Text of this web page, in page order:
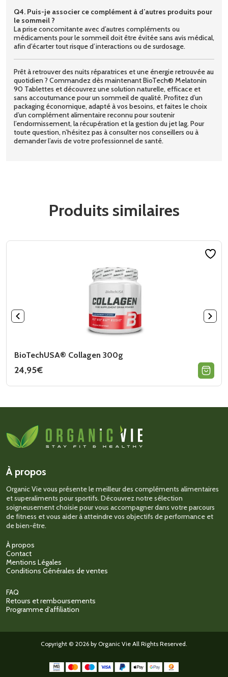
Q4. Puis-je associer ce complément à d’autres produits pour
le sommeil ?
La prise concomitante avec d’autres compléments ou
médicaments pour le sommeil doit être évitée sans avis médical,
afin d’écarter tout risque d’interactions ou de surdosage.
Prêt à retrouver des nuits réparatrices et une énergie retrouvée au
quotidien ? Commandez dès maintenant BioTech® Melatonin
90 Tablettes et découvrez une solution naturelle, efficace et
sans accoutumance pour un sommeil de qualité. Profitez d’un
packaging économique, adapté à vos besoins, et faites le choix
d’un complément alimentaire reconnu pour soutenir
l’endormissement, la récupération et la gestion du jet lag. Pour
toute question, n’hésitez pas à consulter nos conseillers ou à
demander l’avis de votre professionnel de santé.
Produits similaires
BioTechUSA® Collagen 300g
24,95€
produit
options
peuvent
être
la
du
produit
À propos
Organic Vie vous présente le meilleur des compléments alimentaires
et superaliments pour sportifs. Découvrez notre sélection
soigneusement choisie pour vous accompagner dans votre parcours
de fitness et vous aider à atteindre vos objectifs de performance et
de bien-être.
À propos
Contact
Mentions Légales
Conditions Générales de ventes
FAQ
Retours et remboursements
Programme d’affiliation
Copyright © 2026 by Organic Vie All Rights Reserved.